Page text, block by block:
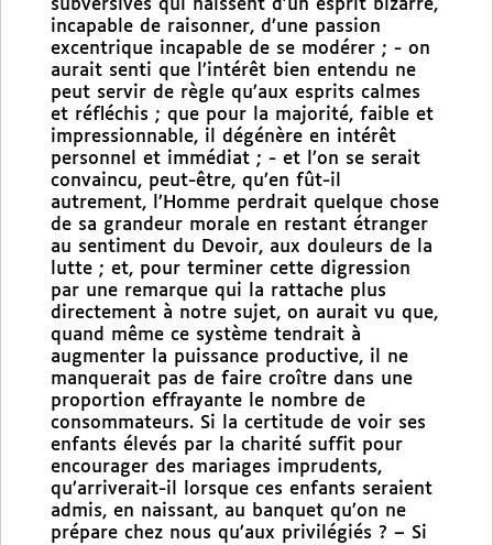
subversives qui naissent d’un esprit bizarre,
incapable de raisonner, d’une passion
excentrique incapable de se modérer ; - on
aurait senti que l’intérêt bien entendu ne
peut servir de règle qu’aux esprits calmes
et réfléchis ; que pour la majorité, faible et
impressionnable, il dégénère en intérêt
personnel et immédiat ; - et l’on se serait
convaincu, peut-être, qu’en fût-il
autrement, l’Homme perdrait quelque chose
de sa grandeur morale en restant étranger
au sentiment du Devoir, aux douleurs de la
lutte ; et, pour terminer cette digression
par une remarque qui la rattache plus
directement à notre sujet, on aurait vu que,
quand même ce système tendrait à
augmenter la puissance productive, il ne
manquerait pas de faire croître dans une
proportion effrayante le nombre de
consommateurs. Si la certitude de voir ses
enfants élevés par la charité suffit pour
encourager des mariages imprudents,
qu’arriverait-il lorsque ces enfants seraient
admis, en naissant, au banquet qu’on ne
prépare chez nous qu’aux privilégiés ? – Si